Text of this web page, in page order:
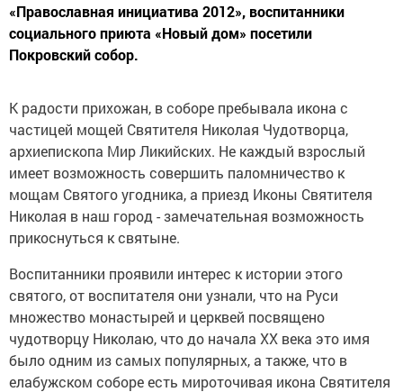
«Православная инициатива 2012», воспитанники
социального приюта «Новый дом» посетили
Покровский собор.
К радости прихожан, в соборе пребывала икона с
частицей мощей Святителя Николая Чудотворца,
архиепископа Мир Ликийских. Не каждый взрослый
имеет возможность совершить паломничество к
мощам Святого угодника, а приезд Иконы Святителя
Николая в наш город - замечательная возможность
прикоснуться к святыне.
Воспитанники проявили интерес к истории этого
святого, от воспитателя они узнали, что на Руси
множество монастырей и церквей посвящено
чудотворцу Николаю, что до начала XX века это имя
было одним из самых популярных, а также, что в
елабужском соборе есть мироточивая икона Святителя